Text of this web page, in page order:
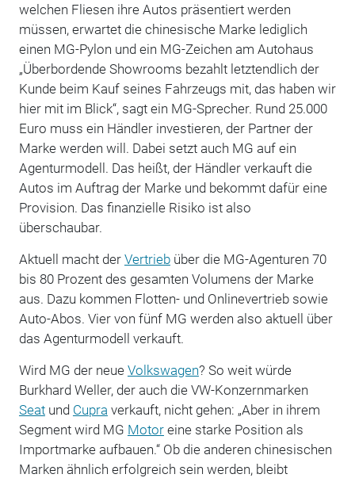
welchen Fliesen ihre Autos präsentiert werden
müssen, erwartet die chinesische Marke lediglich
einen MG-Pylon und ein MG-Zeichen am Autohaus
„Überbordende Showrooms bezahlt letztendlich der
Kunde beim Kauf seines Fahrzeugs mit, das haben wir
hier mit im Blick“, sagt ein MG-Sprecher. Rund 25.000
Euro muss ein Händler investieren, der Partner der
Marke werden will. Dabei setzt auch MG auf ein
Agenturmodell. Das heißt, der Händler verkauft die
Autos im Auftrag der Marke und bekommt dafür eine
Provision. Das finanzielle Risiko ist also
überschaubar.
Aktuell macht der Vertriebüber die MG-Agenturen 70
bis 80 Prozent des gesamten Volumens der Marke
aus. Dazu kommen Flotten- und Onlinevertrieb sowie
Auto-Abos. Vier von fünf MG werden also aktuell über
das Agenturmodell verkauft.
Wird MG der neue Volkswagen? So weit würde
Burkhard Weller, der auch die VW-Konzernmarken
Seatund Cupra verkauft, nicht gehen: „Aber in ihrem
Segment wird MG Motoreine starke Position als
Importmarke aufbauen.“ Ob die anderen chinesischen
Marken ähnlich erfolgreich sein werden, bleibt